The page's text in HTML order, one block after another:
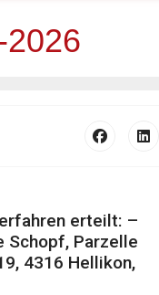
erteilt: –
Schopf, Parzelle
4316 Hellikon,